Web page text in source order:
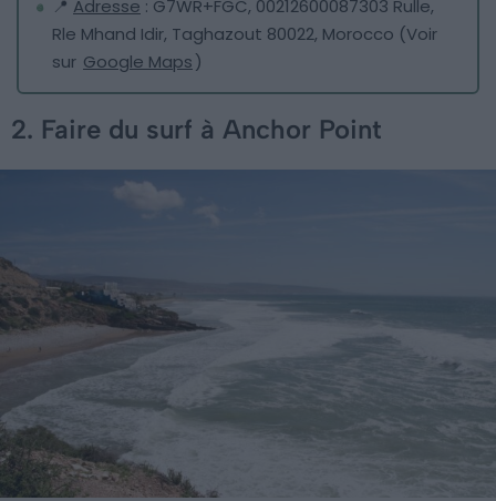
📍 Adresse : G7WR+FGC, 00212600087303 Rulle,
Rle Mhand Idir, Taghazout 80022, Morocco (Voir
sur Google Maps)
2. Faire du surf à Anchor Point